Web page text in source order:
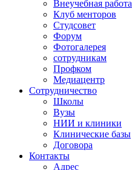
Внеучебная работа
Клуб менторов
Студсовет
Форум
Фотогалерея
сотрудникам
Профком
Медиацентр
Сотрудничество
Школы
Вузы
НИИ и клиники
Клинические базы
Договора
Контакты
Адрес